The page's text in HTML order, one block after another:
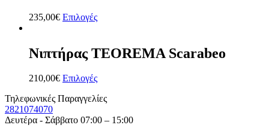
235,00€ Επιλογές
Νιπτήρας TEOREMA Scarabeo
210,00€ Επιλογές
Τηλεφωνικές Παραγγελίες
2821074070
Δευτέρα - Σάββατο 07:00 – 15:00